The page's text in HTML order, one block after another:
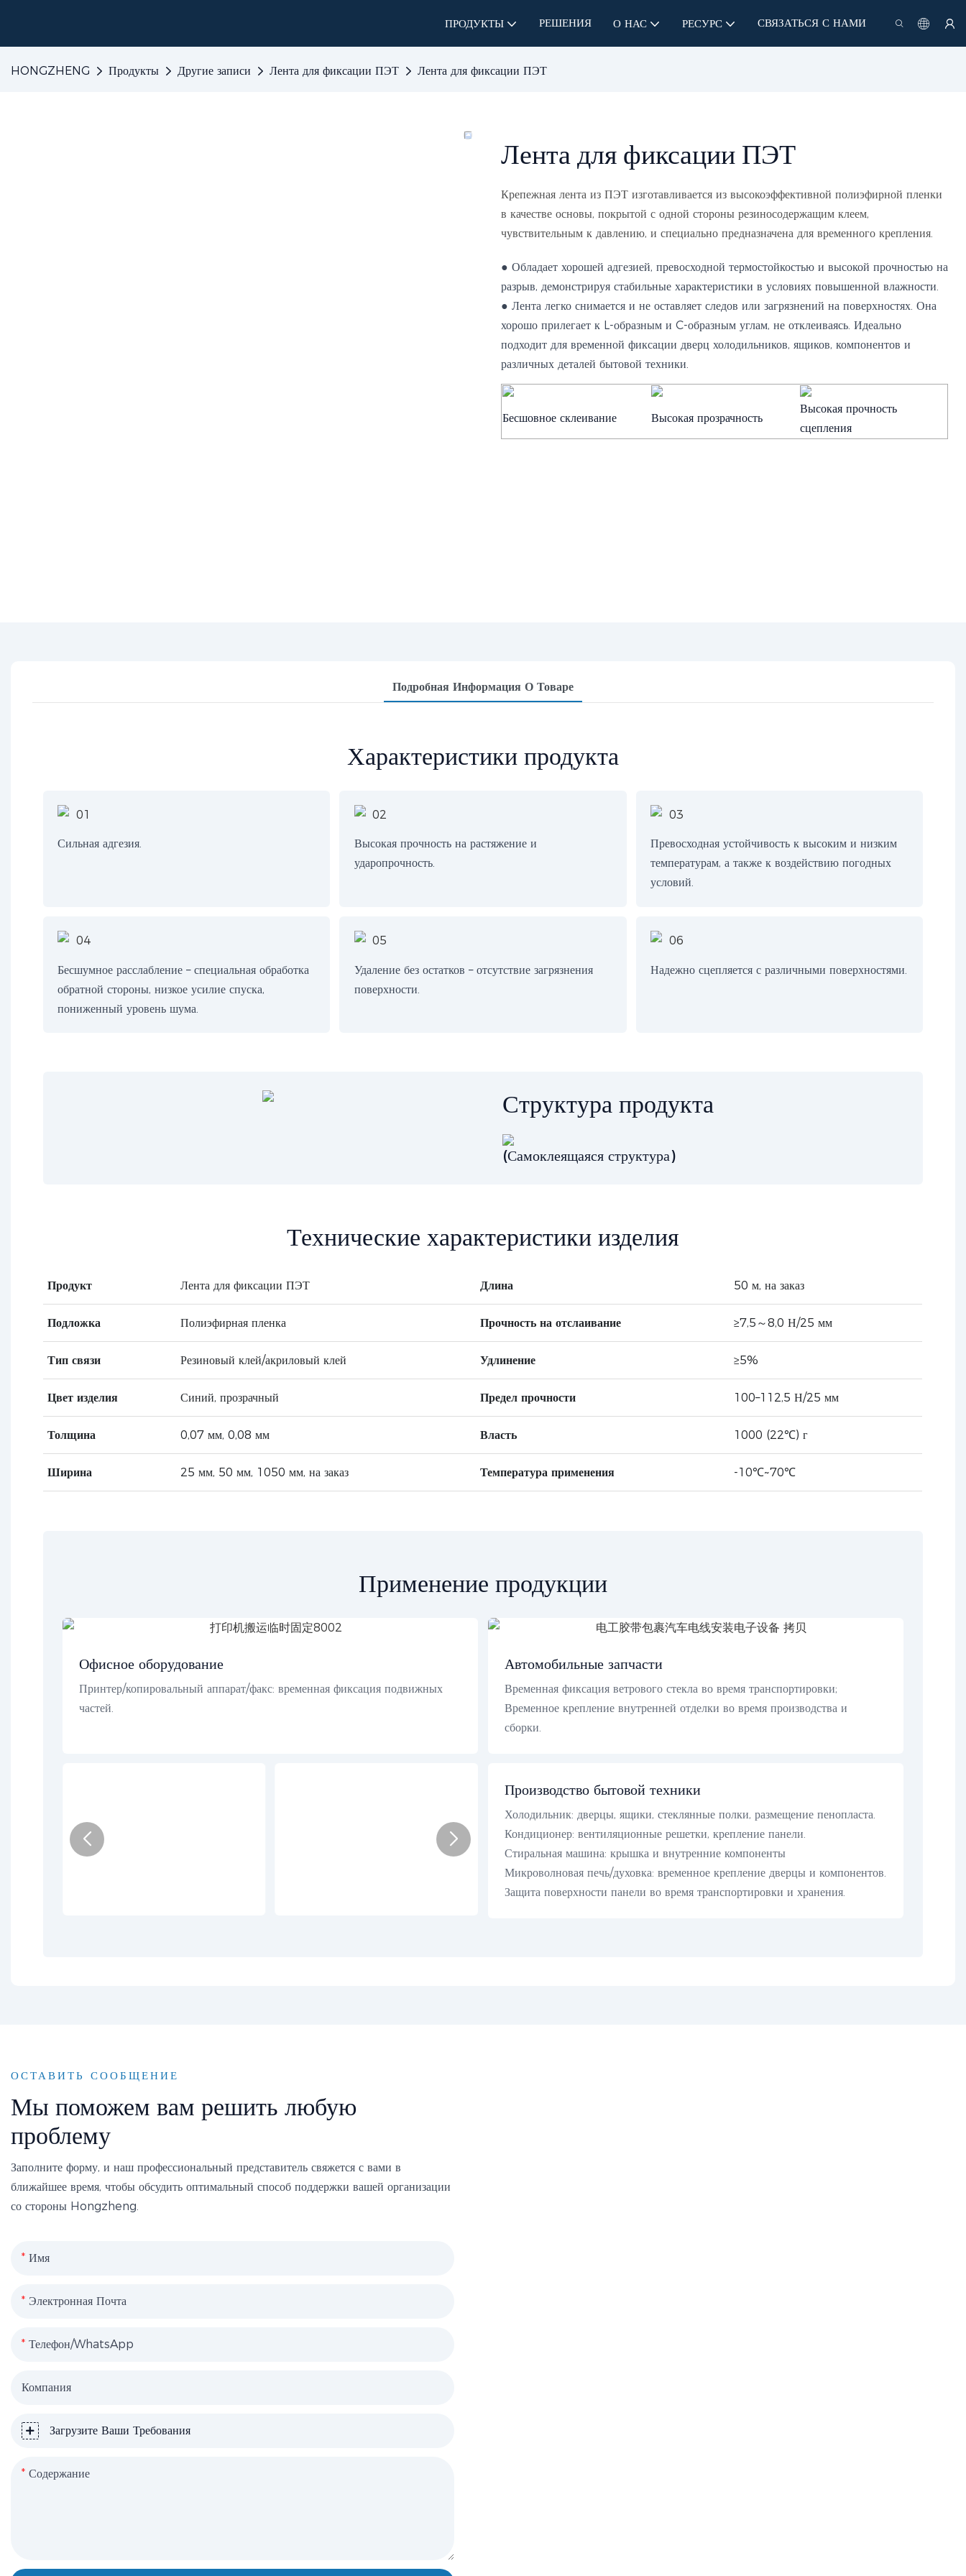
ПРОДУКТЫ РЕШЕНИЯ О НАС РЕСУРС СВЯЗАТЬСЯ С НАМИ
HONGZHENG Продукты Другие записи Лента для фиксации ПЭТ Лента для фиксации ПЭТ
Лента для фиксации ПЭТ
Крепежная лента из ПЭТ изготавливается из высокоэффективной полиэфирной пленки
в качестве основы, покрытой с одной стороны резиносодержащим клеем,
чувствительным к давлению, и специально предназначена для временного крепления.
● Обладает хорошей адгезией, превосходной термостойкостью и высокой прочностью на
разрыв, демонстрируя стабильные характеристики в условиях повышенной влажности.
● Лента легко снимается и не оставляет следов или загрязнений на поверхностях. Она
хорошо прилегает к L-образным и C-образным углам, не отклеиваясь. Идеально
подходит для временной фиксации дверц холодильников, ящиков, компонентов и
различных деталей бытовой техники.
Бесшовное склеивание Высокая прозрачность
Высокая прочность
сцепления
Подробная Информация О Товаре
Характеристики продукта
Сильная адгезия.
Высокая прочность на растяжение и
ударопрочность.
Превосходная устойчивость к высоким и низким
температурам, а также к воздействию погодных
условий.
Бесшумное расслабление – специальная обработка
обратной стороны, низкое усилие спуска,
пониженный уровень шума.
Удаление без остатков – отсутствие загрязнения
поверхности.
Надежно сцепляется с различными поверхностями.
Структура продукта
(Самоклеящаяся структура)
Технические характеристики изделия
Продукт Лента для фиксации ПЭТ Длина 50 м, на заказ
Подложка Полиэфирная пленка Прочность на отслаивание ≥7,5～8,0 Н/25 мм
Тип связи Резиновый клей/акриловый клей Удлинение ≥5%
Цвет изделия Синий, прозрачный Предел прочности 100–112,5 Н/25 мм
Толщина 0,07 мм, 0,08 мм Власть 1000 (22℃) г
Ширина 25 мм, 50 мм, 1050 мм, на заказ Температура применения -10℃~70℃
Применение продукции
Офисное оборудование
Принтер/копировальный аппарат/факс: временная фиксация подвижных
частей.
Автомобильные запчасти
Временная фиксация ветрового стекла во время транспортировки;
Временное крепление внутренней отделки во время производства и
сборки.
Производство бытовой техники
Холодильник: дверцы, ящики, стеклянные полки, размещение пенопласта.
Кондиционер: вентиляционные решетки, крепление панели.
Стиральная машина: крышка и внутренние компоненты
Микроволновая печь/духовка: временное крепление дверцы и компонентов.
Защита поверхности панели во время транспортировки и хранения.
ОСТАВИТЬ СООБЩЕНИЕ
Мы поможем вам решить любую
проблему
Заполните форму, и наш профессиональный представитель свяжется с вами в
ближайшее время, чтобы обсудить оптимальный способ поддержки вашей организации
со стороны Hongzheng.
Имя
Электронная Почта
Телефон/WhatsApp
Компания
Загрузите Ваши Требования
Содержание